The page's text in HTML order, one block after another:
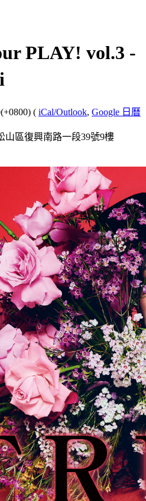
PLAY! vol.3 -
( iCal/Outlook, Google 日曆
山區復興南路一段39號9樓